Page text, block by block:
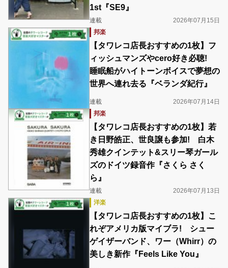
1st『SE9』
連載
2026年07月15日
邦楽
【タワレコ店長おすすめの1枚】フ
ィッシュマンズやcero好き必聴!
睡眠船がハイトーンボイスで夢想の
世界へ連れ去る『ベランダ紀行』
連載
2026年07月14日
邦楽
【タワレコ店長おすすめの1枚】若
き日野皓正、世良譲も参加! 白木
秀雄クインテット&スリー琴ガール
ズのドイツ録音作『さくら さく
ら』
連載
2026年07月13日
洋楽
【タワレコ店長おすすめの1枚】こ
れぞアメリカ版マイブラ! シュー
ゲイザーバンド、ワー（Whirr）の
美しき新作『Feels Like You』